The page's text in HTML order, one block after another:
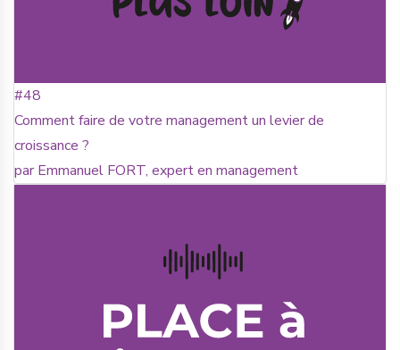
#48
Comment faire de votre management un levier de
croissance ?
par Emmanuel FORT, expert en management